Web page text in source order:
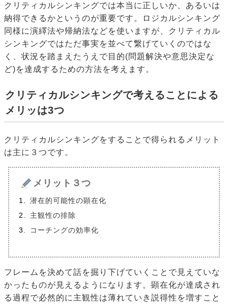
クリティカルシンキングでは本当に正しいか、あるいは
納得できるかというのが重要です。ロジカルシンキング
同様に演繹法や帰納法などを使いますが、クリティカル
シンキングではただ事実を並べて繋げていくのではな
く、状況を踏まえたうえで目的(問題解決や意思決定な
ど)を達成するための方法を考えます。
クリティカルシンキングで考えることによる
メリッは3つ
クリティカルシンキングをすることで得られるメリット
は主に３つです。
メリット３つ
潜在的可能性の顕在化
主観性の排除
コーチングの効率化
フレームを決めて話を掘り下げていくことで見えていな
かったものが見えるようになります。顕在化が達成され
る過程で必然的に主観性は薄れていき説得性を増すこと